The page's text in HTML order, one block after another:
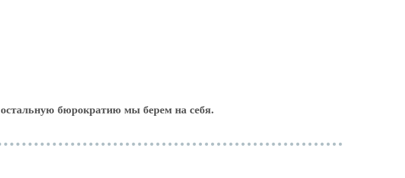
бюрократию мы берем на себя.